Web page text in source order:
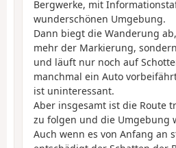
Bergwerke, mit
wunderschönen Umgebung.
Dann biegt die Wanderung
mehr der Markierung,
und läuft nur noch auf
manchmal ein Auto
ist uninteressant.
Aber insgesamt ist die Route
zu folgen und die Umgebung
Auch wenn es von Anfang an